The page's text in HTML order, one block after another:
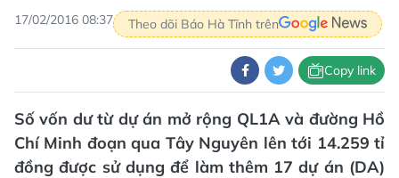
17/02/2016 08:37 Theo dõi Báo Hà Tĩnh trên
Copy link
Số vốn dư từ dự án mở rộng QL1A và đường Hồ
Chí Minh đoạn qua Tây Nguyên lên tới 14.259 tỉ
đồng được sử dụng để làm thêm 17 dự án (DA)